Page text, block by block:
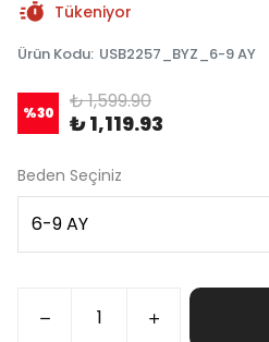
Tükeniyor
Ürün Kodu: USB2257_BYZ_6-9 AY
%30 ₺ 1,599.90
₺ 1,119.93
Beden Seçiniz